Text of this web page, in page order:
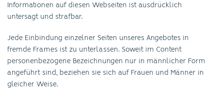
Informationen auf diesen Webseiten ist ausdrücklich
untersagt und strafbar.
Jede Einbindung einzelner Seiten unseres Angebotes in
fremde Frames ist zu unterlassen. Soweit im Content
personenbezogene Bezeichnungen nur in männlicher Form
angeführt sind, beziehen sie sich auf Frauen und Männer in
gleicher Weise.